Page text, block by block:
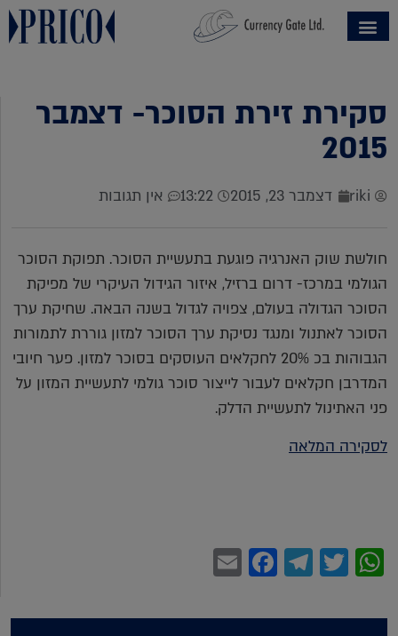
סקירת זירת הסוכר- דצמבר
2015
riki דצמבר 23, 2015 13:22 אין תגובות
חולשת שוק האנרגיה פוגעת בתעשיית הסוכר. תפוקת הסוכר
הגולמי במרכז- דרום ברזיל, איזור הגידול העיקרי של מפיקת
הסוכר הגדולה בעולם, צפויה לגדול בשנה הבאה. שחיקת ערך
הסוכר לאתנול ומנגד נסיקת ערך הסוכר למזון גוררת לתמורות
הגבוהות בכ 20% לחקלאים העוסקים בסוכר למזון. פער חיובי
המדרבן חקלאים לעבור לייצור סוכר גולמי לתעשיית המזון על
פני האתינול לתעשיית הדלק.
לסקירה המלאה
WhatsApp
Twitter
Telegram
Facebook